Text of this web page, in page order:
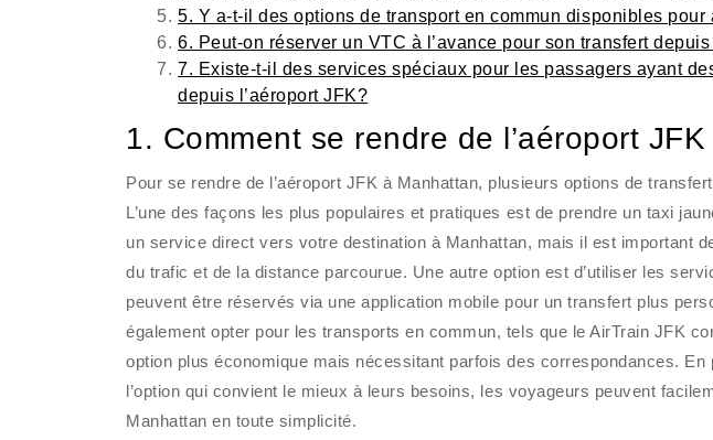
5. Y a-t-il des options de transport en commun disponibles pour
6. Peut-on réserver un VTC à l’avance pour son transfert depuis
7. Existe-t-il des services spéciaux pour les passagers ayant
depuis l’aéroport JFK?
1. Comment se rendre de l’aéroport
Pour se rendre de l’aéroport JFK à Manhattan, plusieurs options de
L’une des façons les plus populaires et pratiques est de prendre un taxi
un service direct vers votre destination à Manhattan, mais il est important
du trafic et de la distance parcourue. Une autre option est d’utiliser les
peuvent être réservés via une application mobile pour un transfert plus
également opter pour les transports en commun, tels que le AirTrain JFK
option plus économique mais nécessitant parfois des correspondances. En
l’option qui convient le mieux à leurs besoins, les voyageurs peuvent
Manhattan en toute simplicité.